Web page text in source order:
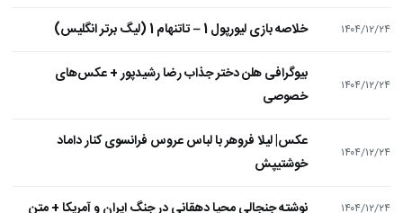
۱۴۰۴/۱۲/۲۴ خلاصه بازی لیورپول 1 – تاتنهام 1 (لیگ برتر انگلیس)
۱۴۰۴/۱۲/۲۴
بیوگرافی هلن دختر جذاب رضا رشیدپور + عکس‌های
خصوصی
۱۴۰۴/۱۲/۲۴
عکس| لیلا فروهر با لباس عروس فرانسوی کنار داماد
خوشتیپش
۱۴۰۴/۱۲/۲۴ نوشته جنجالی محیا دهقانی در جنگ ایران و آمریکا + متن